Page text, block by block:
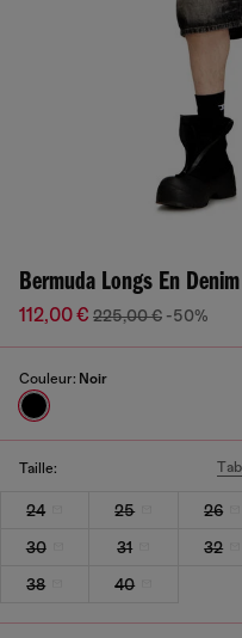
Bermuda Longs En
112,00 € 225,00 € -50%
Couleur: Noir
Taille:
24 25 26
30
31 32
38
40